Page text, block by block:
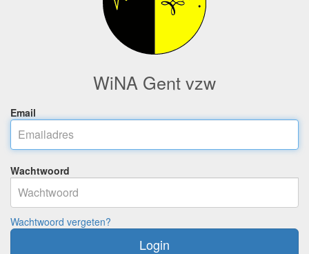
WiNA Gent vzw
Email
Wachtwoord
Wachtwoord vergeten?
Login